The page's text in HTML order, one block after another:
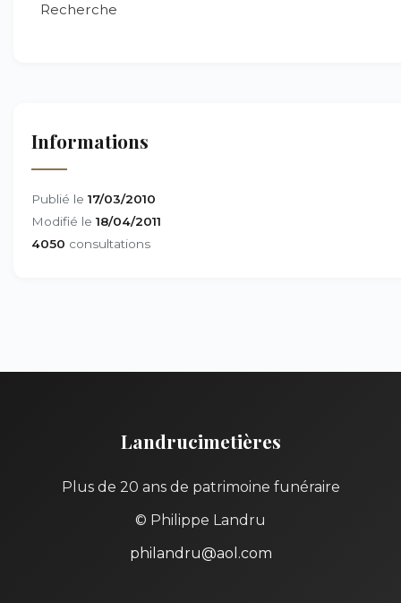
Recherche
Informations
Publié le 17/03/2010
Modifié le 18/04/2011
4050 consultations
Landrucimetières
Plus de 20 ans de patrimoine funéraire
© Philippe Landru
philandru@aol.com